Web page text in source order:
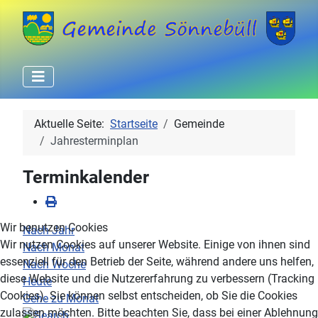
Aktuelle Seite: Startseite
Gemeinde
Jahresterminplan
Terminkalender
Nach Jahr
Nach Monat
Nach Woche
Heute
Gehe zu Monat
Wir benutzen Cookies
Wir nutzen Cookies auf unserer Website. Einige von ihnen sind
essenziell für den Betrieb der Seite, während andere uns helfen,
diese Website und die Nutzererfahrung zu verbessern (Tracking
Cookies). Sie können selbst entscheiden, ob Sie die Cookies
zulassen möchten. Bitte beachten Sie, dass bei einer Ablehnung